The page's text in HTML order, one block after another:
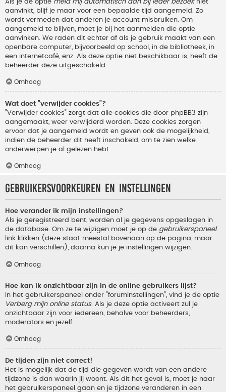
aanvinkt, blijf je maar voor een bepaalde tijd aangemeld. Zo
wordt vermeden dat anderen je account misbruiken. Om
aangemeld te blijven, moet je bij het aanmelden die optie
aanvinken. We raden dit echter af als je gebruik maakt van een
openbare computer, bijvoorbeeld op school, in de bibliotheek, in
een internetcafé, enz. Als deze optie niet beschikbaar is, heeft de
beheerder deze uitgeschakeld.
Omhoog
Wat doet "verwijder cookies"?
"Verwijder cookies" zorgt dat alle cookies die door phpBB3 zijn
aangemaakt, weer verwijderd worden. Deze cookies zorgen
ervoor dat je aangemeld wordt en geven ook de mogelijkheid,
indien de beheerder dit heeft inschakeld, om te zien welke
onderwerpen je al gelezen hebt.
Omhoog
Gebruikersvoorkeuren en instellingen
Hoe verander ik mijn instellingen?
Als je geregistreerd bent, worden al je gegevens opgeslagen in
de database. Om ze te wijzigen moet je op de gebruikerspaneel
link klikken (deze staat meestal bovenaan op de pagina, maar
dit kan verschillen), daarna kun je je instellingen wijzigen.
Omhoog
Hoe kan ik onzichtbaar zijn in de online gebruikers lijst?
In het gebruikerspaneel onder "foruminstellingen", vind je de optie
Verberg mijn online status. Als je deze optie activeert zul je
onzichtbaar zijn voor iedereen, behalve voor beheerders,
moderators en jezelf.
Omhoog
De tijden zijn niet correct!
Het is mogelijk dat de tijd die gegeven wordt van een andere
tijdzone is dan waarin jij woont. Als dit het geval is, moet je naar
het gebruikerspaneel gaan en je tijdzone veranderen in een